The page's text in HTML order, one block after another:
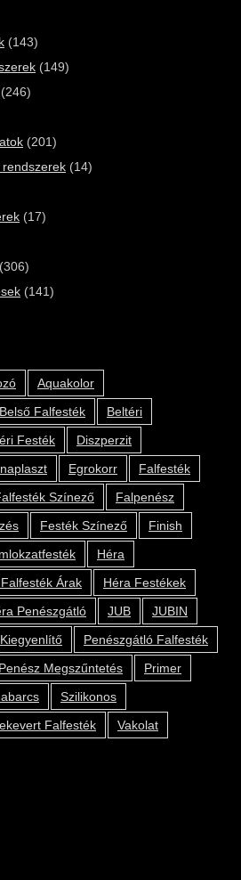
(143)
(149)
(246)
(201)
(14)
(17)
(306)
(141)
Aquakolor
Belső Falfesték
Beltéri
Festék
Diszperzit
Egrokorr
Falfesték
Színező
Falpenész
Festék Színező
Finish
Héra
Árak
Héra Festékek
Penészgátló JUB
JUBIN
Kiegyenlítő
Penészgátló Falfesték
Penész Megszűntetés
Primer
Szilikonos
Falfesték Vakolat